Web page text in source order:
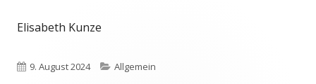
Elisabeth Kunze
Veröffentlicht
9. August 2024 Kategorien
Allgemein